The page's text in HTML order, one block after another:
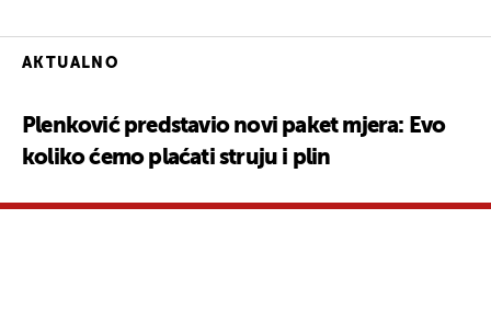
AKTUALNO
Plenković predstavio novi paket mjera: Evo
koliko ćemo plaćati struju i plin